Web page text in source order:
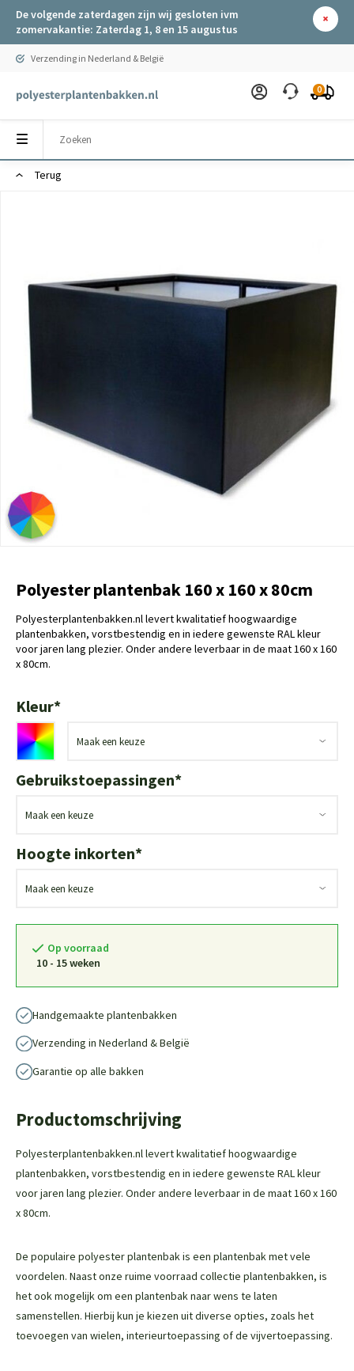
De volgende zaterdagen zijn wij gesloten ivm
zomervakantie: Zaterdag 1, 8 en 15 augustus
Verzending in Nederland & België
0
Terug
Polyester plantenbak 160 x 160 x 80cm
Polyesterplantenbakken.nl levert kwalitatief hoogwaardige
plantenbakken, vorstbestendig en in iedere gewenste RAL kleur
voor jaren lang plezier. Onder andere leverbaar in de maat 160 x 160
x 80cm.
Kleur*
Gebruikstoepassingen*
Hoogte inkorten*
Op voorraad
10 - 15 weken
Handgemaakte plantenbakken
Verzending in Nederland & België
Garantie op alle bakken
Productomschrijving
Polyesterplantenbakken.nl levert kwalitatief hoogwaardige
plantenbakken, vorstbestendig en in iedere gewenste RAL kleur
voor jaren lang plezier. Onder andere leverbaar in de maat 160 x 160
x 80cm.
De populaire polyester plantenbak is een plantenbak met vele
voordelen. Naast onze ruime voorraad collectie plantenbakken, is
het ook mogelijk om een plantenbak naar wens te laten
samenstellen. Hierbij kun je kiezen uit diverse opties, zoals het
toevoegen van wielen, interieurtoepassing of de vijvertoepassing.